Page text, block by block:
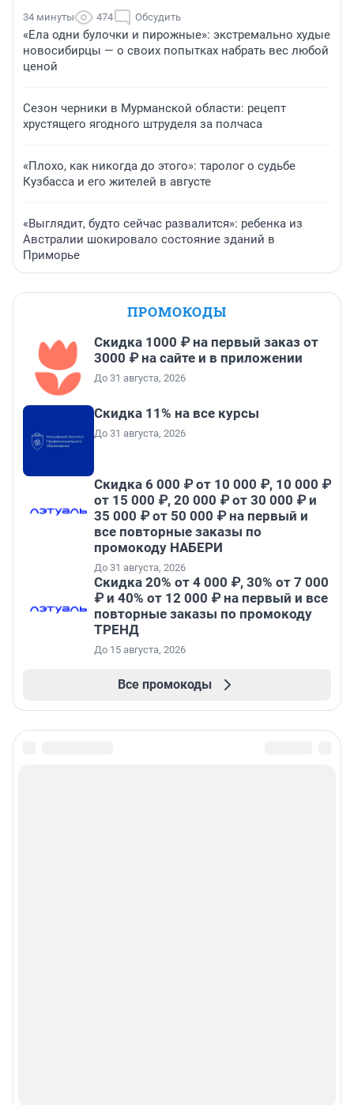
34 минуты 474 Обсудить
«Ела одни булочки и пирожные»: экстремально худые
новосибирцы — о своих попытках набрать вес любой
ценой
Сезон черники в Мурманской области: рецепт
хрустящего ягодного штруделя за полчаса
«Плохо, как никогда до этого»: таролог о судьбе
Кузбасса и его жителей в августе
«Выглядит, будто сейчас развалится»: ребенка из
Австралии шокировало состояние зданий в
Приморье
ПРОМОКОДЫ
Скидка 1000 ₽ на первый заказ от
3000 ₽ на сайте и в приложении
До 31 августа, 2026
Скидка 11% на все курсы
До 31 августа, 2026
Скидка 6 000 ₽ от 10 000 ₽, 10 000 ₽
от 15 000 ₽, 20 000 ₽ от 30 000 ₽ и
35 000 ₽ от 50 000 ₽ на первый и
все повторные заказы по
промокоду НАБЕРИ
До 31 августа, 2026
Скидка 20% от 4 000 ₽, 30% от 7 000
₽ и 40% от 12 000 ₽ на первый и все
повторные заказы по промокоду
ТРЕНД
До 15 августа, 2026
Все промокоды